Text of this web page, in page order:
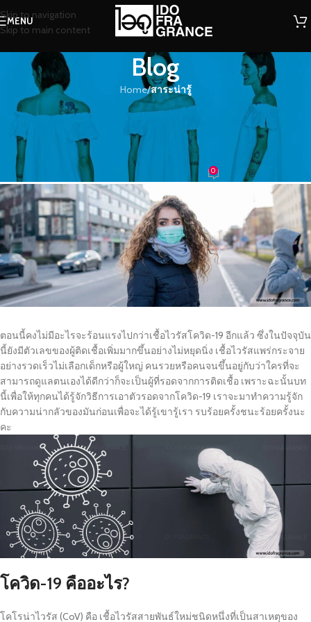
Skip to navigation
Skip to main content
MENU
Blog
Home/สาระน่ารู้
สาระน่ารู้
คุณรู้ไหมเชื้อไวรัสโควิด-19 น่ากลัว
อย่างไร
น้ำหอม On 20/04/2020 0
ตอนนี้คงไม่มีอะไรจะร้อนแรงไปกว่าเชื้อไวรัสโควิด-19 อีกแล้ว ซึ่งในปัจจุบัน
นี้ยังมีตัวเลขของผู้ติดเชื้อเพิ่มมากขึ้นอย่างไม่หยุดนิ่ง เชื้อไวรัสแพร่กระจาย
อย่างรวดเร็วไม่เลือกเด็กหรือผู้ใหญ่ คนรวยหรือคนจนขึ้นอยู่กับว่าใครที่จะ
สามารถดูแลตนเองได้ดีกว่าก็จะเป็นผู้ที่รอดจากการติดเชื้อ เพราะฉะนั้นบท
นี้เพื่อให้ทุกคนได้รู้จักวิธีการเอาตัวรอดจากโควิด-19 เราจะมาทำความรู้จัก
กับความน่ากลัวของมันก่อนเพื่อจะได้รู้เขารู้เรา รบร้อยครั้งชนะร้อยครั้งนะ
คะ
โควิด-19 คืออะไร?
โคโรน่าไวรัส (CoV) คือ เชื้อไวรัสสายพันธ์ใหม่ชนิดหนึ่งที่เป็นสาเหตุของ